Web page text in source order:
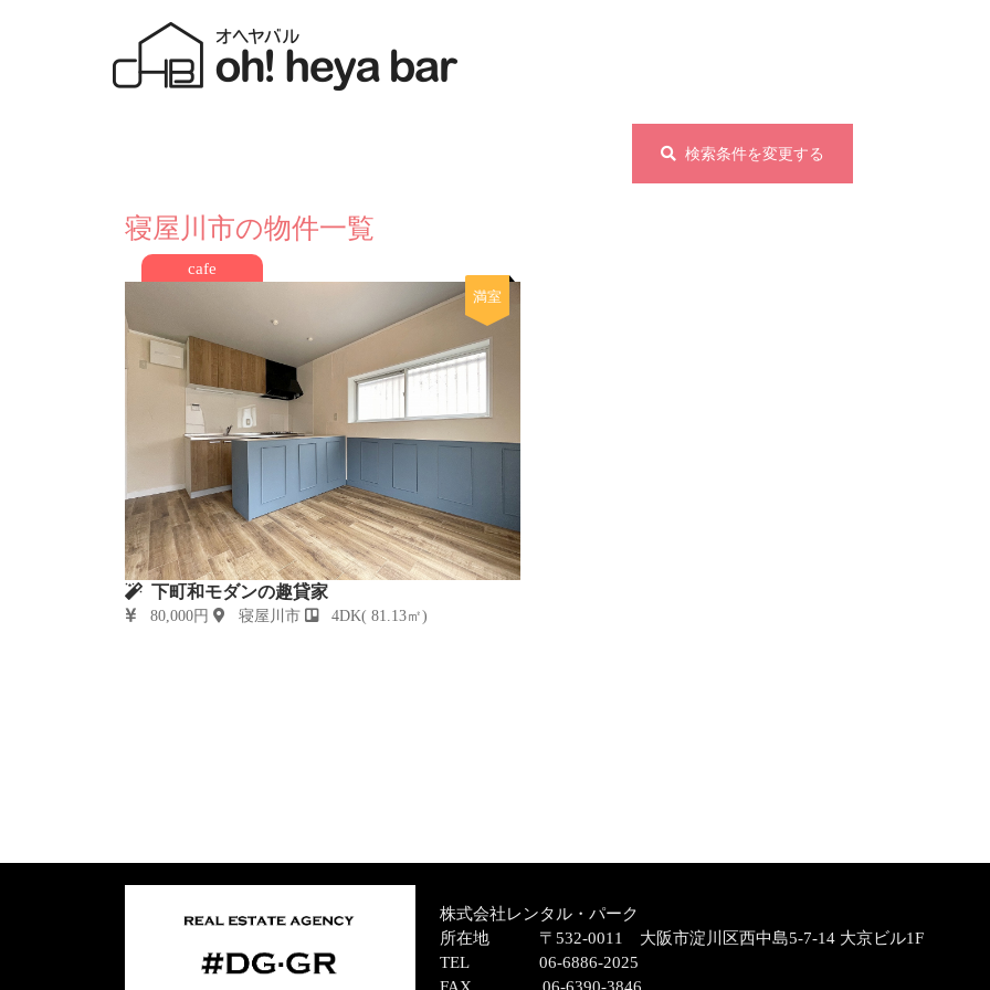
検索条件を変更する
寝屋川市の物件一覧
cafe
満室
下町和モダンの趣貸家
80,000円 寝屋川市 4DK( 81.13㎡)
株式会社レンタル・パーク
所在地 〒532-0011 大阪市淀川区西中島5-7-14 大京ビル1F
TEL 06-6886-2025